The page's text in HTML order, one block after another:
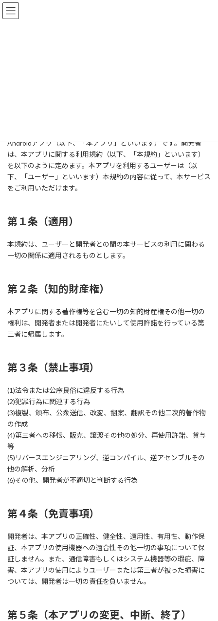
コ
ン
ナ
ビ
Androidアプリ（以下、「本アプリ」といいます）です。開発者
は、本アプリに関する利用規約（以下、「本規約」といいます）
を以下のように定めます。本アプリを利用するユーザーは（以
下、「ユーザー」といいます）本規約の内容に従って、本サービス
をご利用いただけます。
第１条（適用）
本規約は、ユーザーと開発者との間の本サービスの利用に関わる
一切の関係に適用されるものとします。
第２条（知的財産権）
本アプリに関する著作権等を含む一切の知的財産権その他一切の
権利は、開発者または開発者にたいして使用許諾を行っている第
三者に帰属します。
第３条（禁止事項）
(1)法令または公序良俗に違反する行為
(2)犯罪行為に関連する行為
(3)複製、頒布、公衆送信、改変、翻案、翻訳その他二次的著作物
の作成
(4)第三者への移転、販売、譲渡その他の処分、再使用許諾、貸与
等
(5)リバースエンジニアリング、逆コンパイル、逆アセンブルその
他の解析、分析
(6)その他、開発者が不適切と判断する行為
第４条（免責事項）
開発者は、本アプリの正確性、健全性、適用性、有用性、動作保
証、本アプリの使用機器への適合性その他一切の事項について保
証しません。また、通信障害もしくはシステム機器等の瑕疵、障
害、本アプリの使用によりユーザーまたは第三者が被った損害に
ついては、開発者は一切の責任を負いません。
第５条（本アプリの変更、中断、終了）